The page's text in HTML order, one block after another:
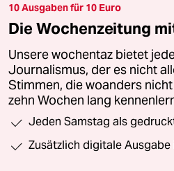
10 Ausgaben für 10 Euro
Die Wochenzeitung
Unsere wochentaz bietet
Journalismus, der es nicht
Stimmen, die woanders
zehn Wochen lang
Jeden Samstag als
Zusätzlich digitale